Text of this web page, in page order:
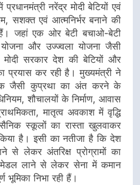
नरेंद्र मोदी बेटियों एवं
सशक्त एवं आत्मनिर्भर बनाने की
हैं। जहां एक ओर बेटी बचाओ-बेटी
और उज्ज्वला योजना जैसी
सरकार देश की बेटियों और
प्रयास कर रही है। मुख्यमंत्री ने
जैसी कुप्रथा का अंत करने के
शौचालयों के निर्माण, आवास
मातृत्व अवकाश में वृद्धि
स्कूलों का रास्ता खुलवाकर
है। इसी का नतीजा है कि देश
से लेकर अंतरिक्ष प्रोग्रामों का
लाने से लेकर सेना में कमान
भूमिका निभा रही हैं।